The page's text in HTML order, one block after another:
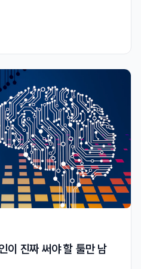
이 진짜 써야 할 툴만 남